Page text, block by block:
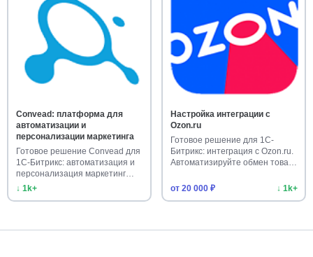
Convead: платформа для
автоматизации и
персонализации маркетинга
Готовое решение Convead для
1С-Битрикс: автоматизация и
персонализация маркетинг…
↓ 1k+
Настройка интеграции с
Ozon.ru
Готовое решение для 1С-
Битрикс: интеграция с Ozon.ru.
Автоматизируйте обмен това…
от 20 000 ₽ ↓ 1k+